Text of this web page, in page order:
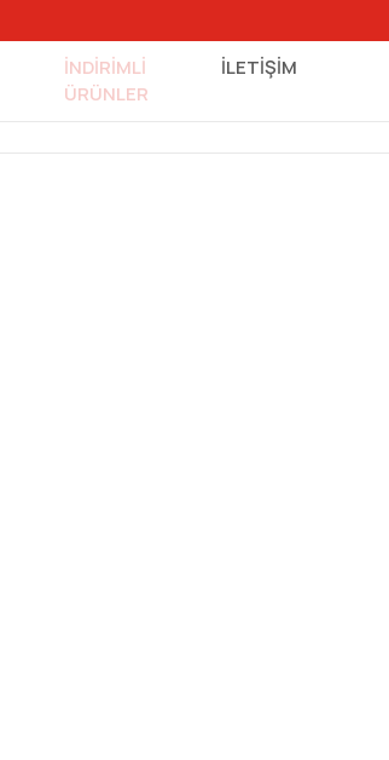
İNDİRİMLİ
ÜRÜNLER
İLETİŞİM